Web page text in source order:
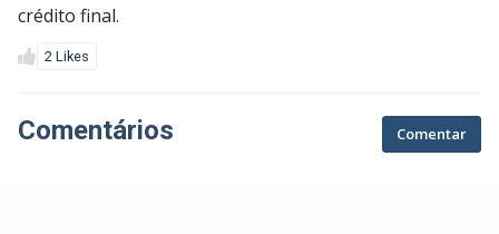
crédito final.
2 Likes
Comentários Comentar